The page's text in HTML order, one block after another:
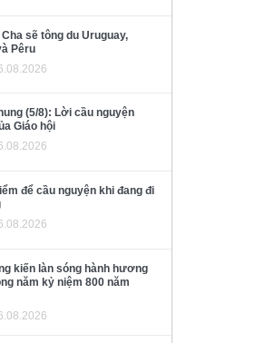
sẽ tông du Uruguay,
Pêru
(5/8): Lời cầu nguyện
Giáo hội
để cầu nguyện khi đang đi
kiến làn sóng hành hương
năm kỷ niệm 800 năm